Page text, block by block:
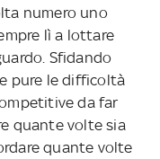
numero uno
lì a lottare
Sfidando
pure le difficoltà
da far
quante volte sia
quante volte